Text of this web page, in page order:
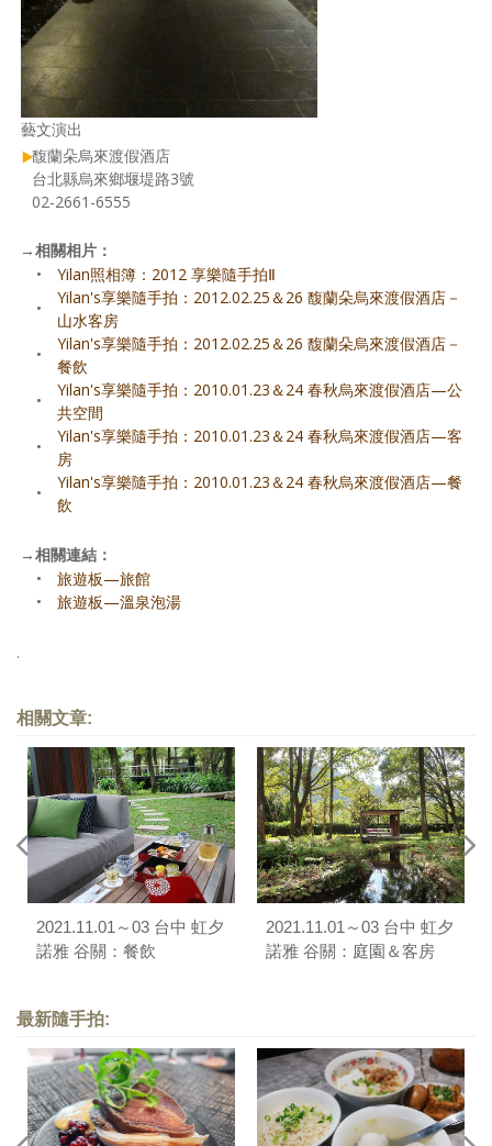
藝文演出
馥蘭朵烏來渡假酒店
台北縣烏來鄉堰堤路3號
02-2661-6555
→相關相片：
•
Yilan照相簿：2012 享樂隨手拍Ⅱ
•
Yilan's享樂隨手拍：2012.02.25＆26 馥蘭朵烏來渡假酒店－
山水客房
•
Yilan's享樂隨手拍：2012.02.25＆26 馥蘭朵烏來渡假酒店－
餐飲
•
Yilan's享樂隨手拍：2010.01.23＆24 春秋烏來渡假酒店—公
共空間
•
Yilan's享樂隨手拍：2010.01.23＆24 春秋烏來渡假酒店—客
房
•
Yilan's享樂隨手拍：2010.01.23＆24 春秋烏來渡假酒店—餐
飲
→相關連結：
•
旅遊板—旅館
•
旅遊板—溫泉泡湯
.
相關文章:
2021.11.01～03 台中 虹夕
諾雅 谷關：餐飲
2021.11.01～03 台中 虹夕
諾雅 谷關：庭園＆客房
最新隨手拍: